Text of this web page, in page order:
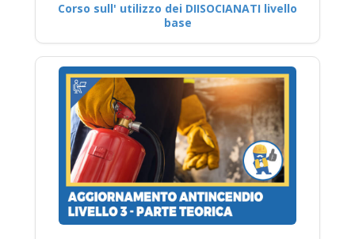
Corso sull' utilizzo dei DIISOCIANATI livello
base